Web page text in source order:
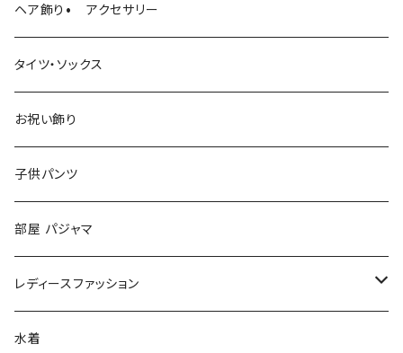
ヘア飾り• アクセサリー
タイツ・ソックス
お祝い飾り
子供パンツ
部屋 パジャマ
レディースファッション
ファッション小物
水着